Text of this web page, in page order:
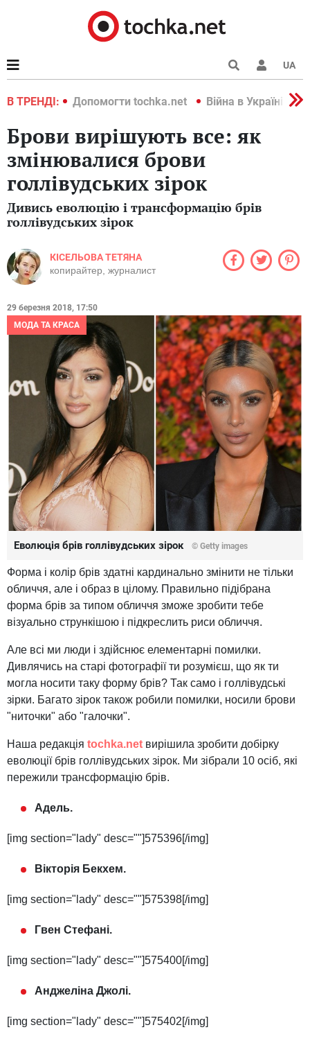
UA
В ТРЕНДІ:
2022 Допомогти tochka.net Війна в Україні 2022
Брови вирішують все: як
змінювалися брови
голлівудських зірок
Дивись еволюцію і трансформацію брів
голлівудських зірок
КІСЕЛЬОВА ТЕТЯНА
копирайтер, журналист
29 березня 2018, 17:50
МОДА ТА КРАСА
Еволюція брів голлівудських зірок © Getty images
Форма і колір брів здатні кардинально змінити не тільки
обличчя, але і образ в цілому. Правильно підібрана
форма брів за типом обличчя зможе зробити тебе
візуально стрункішою і підкреслить риси обличчя.
Але всі ми люди і здійснює елементарні помилки.
Дивлячись на старі фотографії ти розумієш, що як ти
могла носити таку форму брів? Так само і голлівудські
зірки. Багато зірок також робили помилки, носили брови
"ниточки" або "галочки".
Наша редакція tochka.net вирішила зробити добірку
еволюції брів голлівудських зірок. Ми зібрали 10 осіб, які
пережили трансформацію брів.
Адель.
[img section="lady" desc=""]575396[/img]
Вікторія Бекхем.
[img section="lady" desc=""]575398[/img]
Гвен Стефані.
[img section="lady" desc=""]575400[/img]
Анджеліна Джолі.
[img section="lady" desc=""]575402[/img]